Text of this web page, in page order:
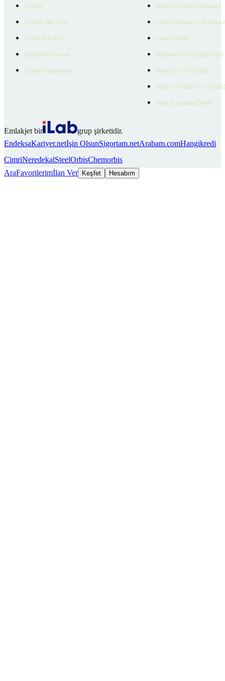
Projeler
Ücretsiz İlan Verin
Üyelik Paketleri
EmlakZeka Asistan
Uzman Danışmanlar
Bireysel Üyelik Sözleşmesi
Çerez Politikası ve
Çerez Ayarları
Kullanıcı Veri Gizliliği
Ziyaretçi Veri Gizliliği
Müşteri Yetkilisi Veri
Aday Aydınlatma Metni
Emlakjet bir
grup şirketidir.
EndeksaKariyer.netİşin OlsunSigortam.netArabam.comHangikredi
CimriNeredekalSteelOrbisChemorbis
AraFavorilerimİlan Ver Keşfet Hesabım